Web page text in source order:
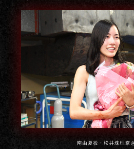
南由夏役・松井珠理奈